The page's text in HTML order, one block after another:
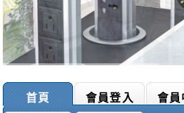
首頁 會員登入 會員